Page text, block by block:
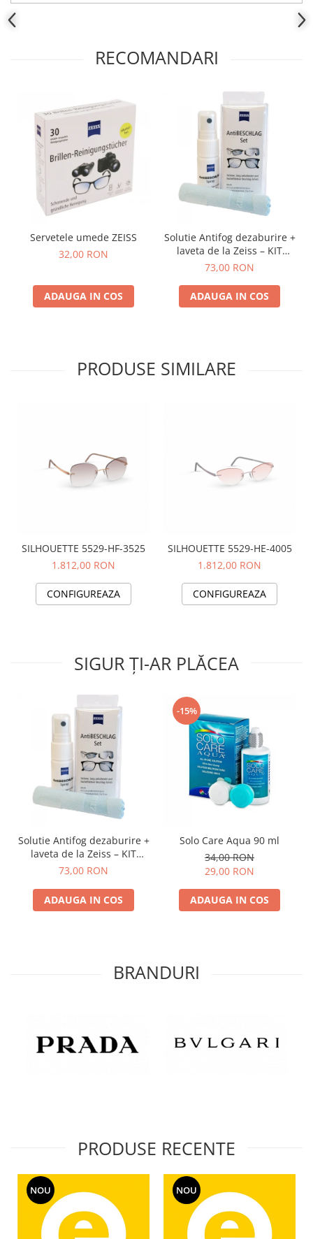
RECOMANDARI
Servetele umede ZEISS
32,00 RON
ADAUGA IN COS
Solutie Antifog dezaburire +
laveta de la Zeiss – KIT
COMPLET
73,00 RON
ADAUGA IN COS
PRODUSE SIMILARE
SILHOUETTE 5529-HF-3525
1.812,00 RON
CONFIGUREAZA
SILHOUETTE 5529-HE-4005
1.812,00 RON
CONFIGUREAZA
SIGUR ȚI-AR PLĂCEA
Solutie Antifog dezaburire +
laveta de la Zeiss – KIT
COMPLET
73,00 RON
ADAUGA IN COS
-15%
Solo Care Aqua 90 ml
34,00 RON
29,00 RON
ADAUGA IN COS
BRANDURI
PRODUSE RECENTE
NOU NOU